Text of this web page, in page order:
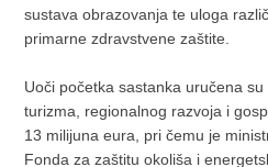
sustava obrazovanja te uloga
primarne zdravstvene zaštite.
Uoči početka sastanka uručena
turizma, regionalnog razvoja i
13 milijuna eura, pri čemu je
Fonda za zaštitu okoliša i